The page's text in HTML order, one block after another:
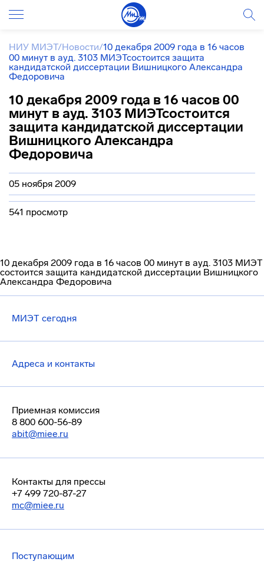
НИУ МИЭТ/Новости/10 декабря 2009 года в 16 часов
00 минут в ауд. 3103 МИЭТсостоится защита
кандидатской диссертации Вишницкого Александра
Федоровича
10 декабря 2009 года в 16 часов 00
минут в ауд. 3103 МИЭТсостоится
защита кандидатской диссертации
Вишницкого Александра
Федоровича
05 ноября 2009
541 просмотр
10 декабря 2009 года в 16 часов 00 минут в ауд. 3103 МИЭТ
состоится защита кандидатской диссертации Вишницкого
Александра Федоровича
МИЭТ сегодня
Адреса и контакты
Приемная комиссия
8 800 600-56-89
abit@miee.ru
Контакты для прессы
+7 499 720-87-27
mc@miee.ru
Поступающим